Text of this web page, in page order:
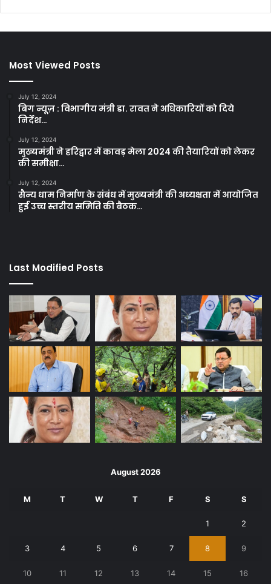
Most Viewed Posts
July 12, 2024
बिग न्यूज़ : विभागीय मंत्री डा. रावत ने अधिकारियों को दिये
निर्देश…
July 12, 2024
मुख्यमंत्री ने हरिद्वार में कावड़ मेला 2024 की तैयारियों को लेकर
की समीक्षा…
July 12, 2024
सैन्य धाम निर्माण के संबंध में मुख्यमंत्री की अध्यक्षता में आयोजित
हुई उच्च स्तरीय समिति की बैठक…
Last Modified Posts
August 2026
M T W T F S S
1 2
3 4 5 6 7 8 9
10 11 12 13 14 15 16